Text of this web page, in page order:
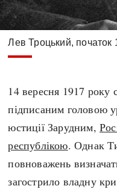
Лев Троцький, початок
14 вересня 1917 року
підписаним головою
юстиції Зарудним,
республікою. Однак
повноважень
загострило владну